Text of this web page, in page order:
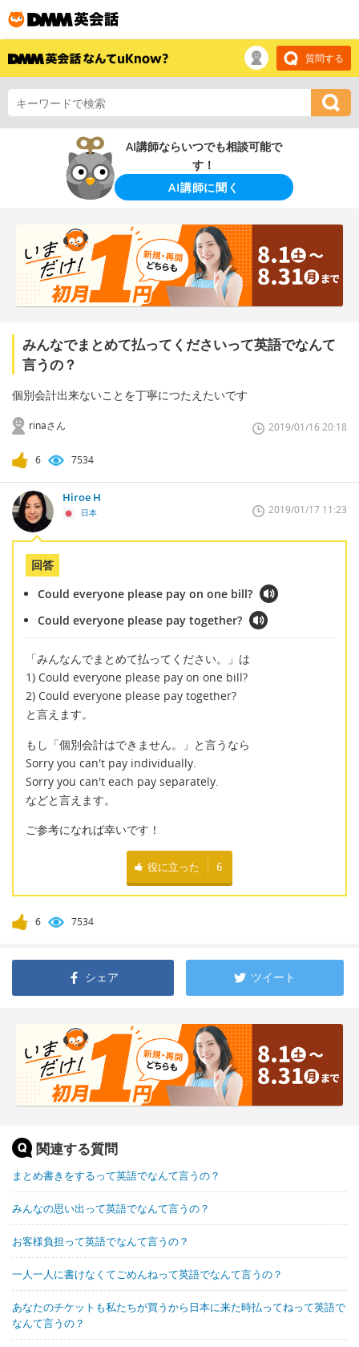
質問する
AI講師ならいつでも相談可能で
す！
AI講師に聞く
みんなでまとめて払ってくださいって英語でなんて
言うの？
個別会計出来ないことを丁寧につたえたいです
rinaさん 2019/01/16 20:18
6 7534
Hiroe H
日本 2019/01/17 11:23
回答
Could everyone please pay on one bill?
Could everyone please pay together?
「みんなんでまとめて払ってください。」は
1) Could everyone please pay on one bill?
2) Could everyone please pay together?
と言えます。
もし「個別会計はできません。」と言うなら
Sorry you can't pay individually.
Sorry you can't each pay separately.
などと言えます。
ご参考になれば幸いです！
役に立った 6
6 7534
シェア ツイート
関連する質問
まとめ書きをするって英語でなんて言うの？
みんなの思い出って英語でなんて言うの？
お客様負担って英語でなんて言うの？
一人一人に書けなくてごめんねって英語でなんて言うの？
あなたのチケットも私たちが買うから日本に来た時払ってねって英語で
なんて言うの？